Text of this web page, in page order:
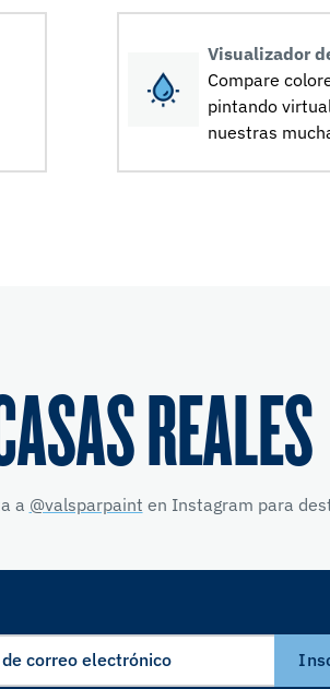
Visualizador
Compare
pintando
nuestras
REALES
a @valsparpaint en Instagram para